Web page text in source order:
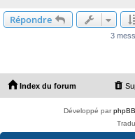
l
u
Répondre
3
Index du forum
Développé parphpBB